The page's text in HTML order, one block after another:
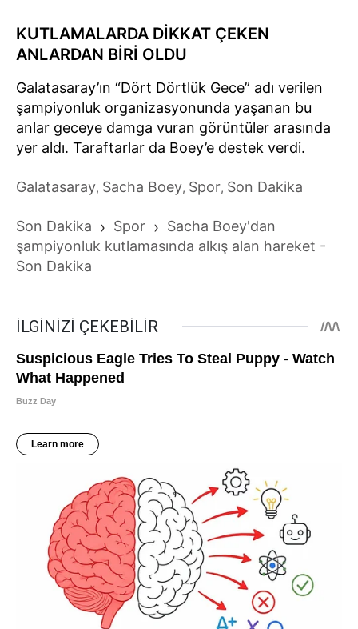
KUTLAMALARDA DİKKAT ÇEKEN
ANLARDAN BİRİ OLDU
Galatasaray’ın “Dört Dörtlük Gece” adı verilen
şampiyonluk organizasyonunda yaşanan bu
anlar geceye damga vuran görüntüler arasında
yer aldı. Taraftarlar da Boey’e destek verdi.
Galatasaray, Sacha Boey, Spor, Son Dakika
Son Dakika › Spor › Sacha Boey'dan
şampiyonluk kutlamasında alkış alan hareket -
Son Dakika